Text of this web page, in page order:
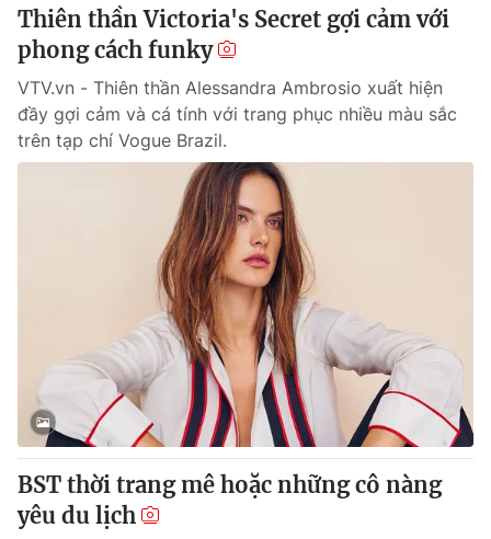
Thiên thần Victoria's Secret gợi cảm với
phong cách funky
VTV.vn - Thiên thần Alessandra Ambrosio xuất hiện
đầy gợi cảm và cá tính với trang phục nhiều màu sắc
trên tạp chí Vogue Brazil.
BST thời trang mê hoặc những cô nàng
yêu du lịch